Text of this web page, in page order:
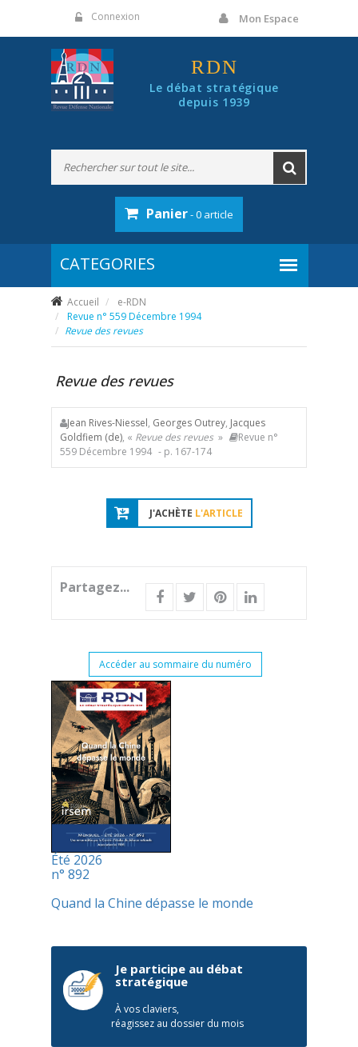
Connexion Mon Espace
RDN
Le débat stratégique
depuis 1939
Panier- 0 article
Accueil
e-RDN
Revue n° 559 Décembre 1994
Revue des revues
Revue des revues
Jean Rives-Niessel, Georges Outrey, Jacques
Goldfiem (de), « Revue des revues »
Revue n°
559 Décembre 1994 - p. 167-174
J'ACHÈTE L'ARTICLE
Partagez...
Accéder au sommaire du numéro
Été 2026
n° 892
Quand la Chine dépasse le monde
Je participe au débat
stratégique
À vos claviers,
réagissez au dossier du mois